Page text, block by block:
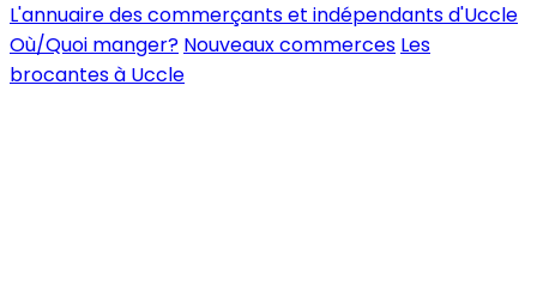
L'annuaire des commerçants et indépendants d'Uccle
Où/Quoi manger? Nouveaux commerces Les
brocantes à Uccle